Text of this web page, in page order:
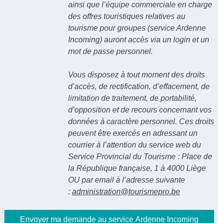
ainsi que l’équipe commerciale en charge
des offres touristiques relatives au
tourisme pour groupes (service Ardenne
Incoming) auront accès via un login et un
mot de passe personnel.
Vous disposez à tout moment des droits
d’accès, de rectification, d’effacement, de
limitation de traitement, de portabilité,
d’opposition et de recours concernant vos
données à caractère personnel. Ces droits
peuvent être exercés en adressant un
courrier à l’attention du service web du
Service Provincial du Tourisme : Place de
la République française, 1 à 4000 Liège
OU par email à l’adresse suivante
: administration@tourismepro.be